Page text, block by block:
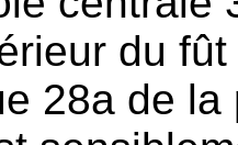
du
28a de